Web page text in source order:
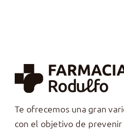
Te ofrecemos una gran
con el objetivo de